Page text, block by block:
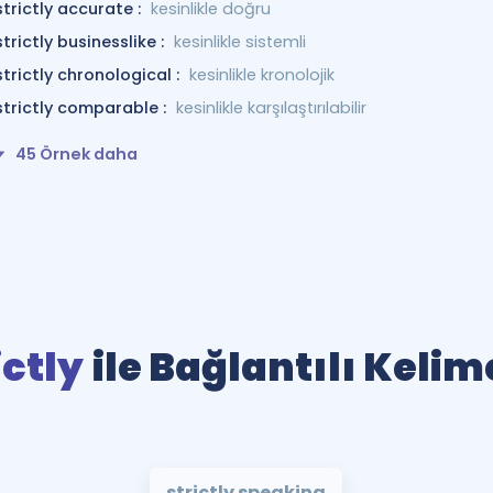
accurate : kesinlikle doğru
businesslike : kesinlikle sistemli
chronological : kesinlikle kronolojik
comparable : kesinlikle karşılaştırılabilir
45 Örnek daha
ile Bağlantılı